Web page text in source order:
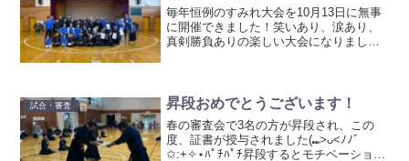
毎年恒例のすみれ大会を10月13日に無事
に開催できました！笑いあり、涙あり、
真剣勝負ありの楽しい大会になりました
試合・審査 昇段おめでとうございます！
春の審査会で3名の方が昇段され、この
度、証書が授与されました(⑉>ᴗ<ﾉﾉﾞ
✩:+✧︎⋆ﾊﾟﾁﾊﾟﾁ昇段するとモチベーション